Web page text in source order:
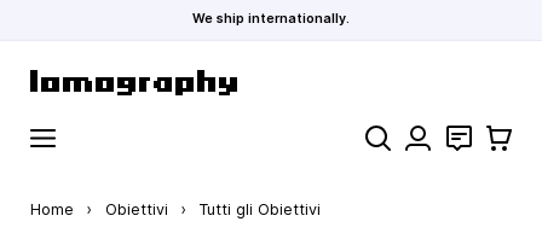
We ship internationally.
Cerca Contatti
Home › Obiettivi › Tutti gli Obiettivi